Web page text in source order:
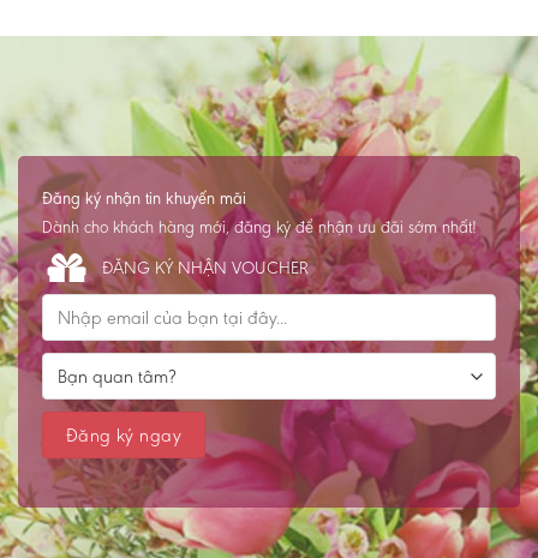
Đăng ký nhận tin khuyến mãi
Dành cho khách hàng mới, đăng ký để nhận ưu đãi sớm nhất!
ĐĂNG KÝ NHẬN VOUCHER